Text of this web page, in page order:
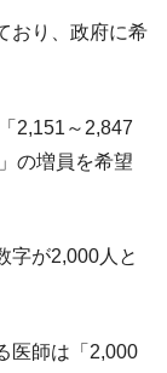
だ金額とは？
おり、政府に希
2,151～2,847
の増員を希望
字が2,000人と
医師は「2,000